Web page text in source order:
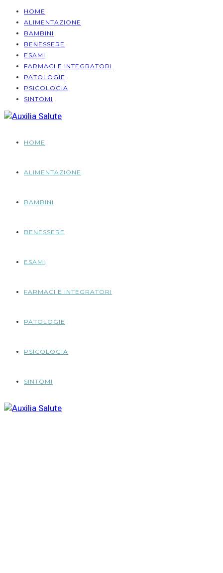
HOME
ALIMENTAZIONE
BAMBINI
BENESSERE
ESAMI
FARMACI E INTEGRATORI
PATOLOGIE
PSICOLOGIA
SINTOMI
HOME
ALIMENTAZIONE
BAMBINI
BENESSERE
ESAMI
FARMACI E INTEGRATORI
PATOLOGIE
PSICOLOGIA
SINTOMI